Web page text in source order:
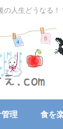
人生どうなる！
理 食を